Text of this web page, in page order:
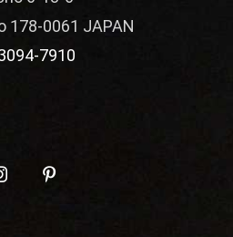
178-0061 JAPAN
7910